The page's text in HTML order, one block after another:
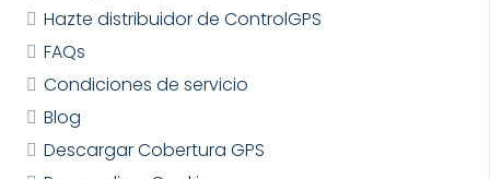
Hazte distribuidor de ControlGPS
FAQs
Condiciones de servicio
Blog
Descargar Cobertura GPS